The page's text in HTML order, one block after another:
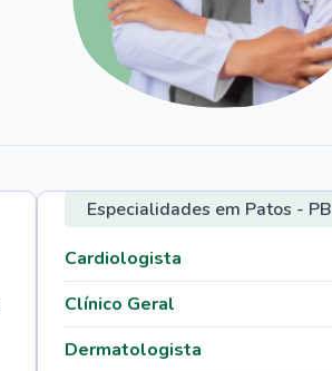
Especialidades em Patos - PB
Cardiologista
Clínico Geral
Dermatologista